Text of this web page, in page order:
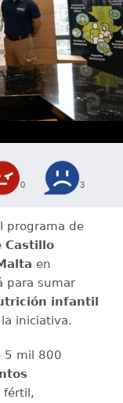
0 3
programa de
Castillo
en
para sumar
infantil
iniciativa.
5 mil 800
fértil,